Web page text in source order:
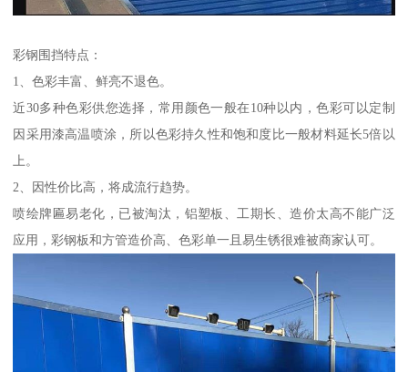
彩钢围挡特点：
1、色彩丰富、鲜亮不退色。
近30多种色彩供您选择，常用颜色一般在10种以内，色彩可以定制
因采用漆高温喷涂，所以色彩持久性和饱和度比一般材料延长5倍以
上。
2、因性价比高，将成流行趋势。
喷绘牌匾易老化，已被淘汰，铝塑板、工期长、造价太高不能广泛
应用，彩钢板和方管造价高、色彩单一且易生锈很难被商家认可。